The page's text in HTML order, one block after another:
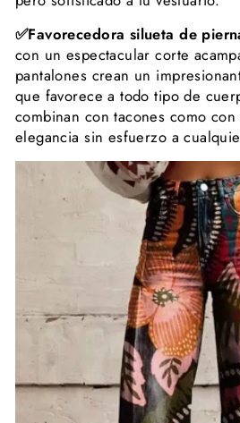
✅Favorecedora silueta de
con un espectacular corte
pantalones crean un
que favorece a todo tipo de
combinan con tacones como
elegancia sin esfuerzo a